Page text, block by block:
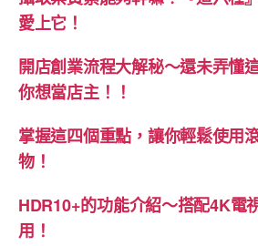
愛上它！
開店創業流程大解秘～還未弄懂
你想當店主！！
掌握這四個重點，讓你輕鬆使用
物！
HDR10+的功能介紹～搭配4K電
用！